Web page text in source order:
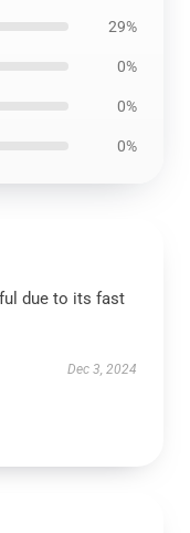
29%
0%
0%
0%
due to its fast
Dec 3, 2024